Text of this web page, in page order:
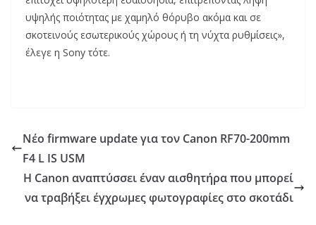
υψηλής ποιότητας με χαμηλό θόρυβο ακόμα και σε
σκοτεινούς εσωτερικούς χώρους ή τη νύχτα ρυθμίσεις»,
έλεγε η Sony τότε.
Νέο firmware update για τον Canon RF70-200mm
F4 L IS USM
Η Canon αναπτύσσει έναν αισθητήρα που μπορεί
να τραβήξει έγχρωμες φωτογραφίες στο σκοτάδι